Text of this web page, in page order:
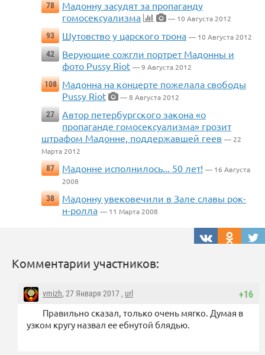
78
Мадонну засудят за пропаганду
гомосексуализма
— 10 Августа 2012
93
Шутовство у царского трона — 10 Августа 2012
42
Верующие сожгли портрет Мадонны и
фото Pussy Riot — 9 Августа 2012
108
Мадонна на концерте пожелала свободы
Pussy Riot
— 8 Августа 2012
27
Автор петербургского закона «о
пропаганде гомосексуализма» грозит
штрафом Мадонне, поддержавшей геев — 22
Марта 2012
87
Мадонне исполнилось... 50 лет! — 16 Августа
2008
38
Мадонну увековечили в Зале славы рок-
н-ролла — 11 Марта 2008
Комментарии участников:
+16
vmizh, 27 Января 2017 , url
Правильно сказал, только очень мягко. Думая в
узком кругу назвал ее ебнутой блядью.